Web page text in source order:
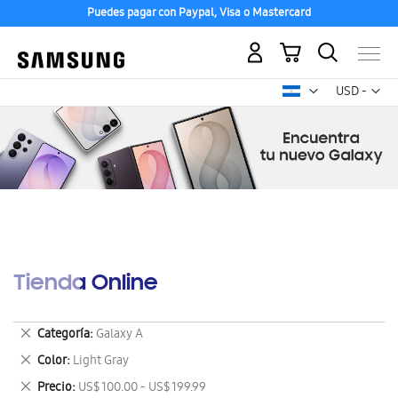
Puedes pagar con Paypal, Visa o Mastercard
USD -
dólar
Mi carrito
Tienda Online
Categoría Galaxy A
Eliminar
este
artículo
Color Light Gray
Eliminar
este
Precio US$ 100.00 - US$ 199.99
Eliminar